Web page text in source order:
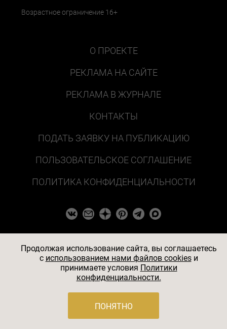
Возрастное ограничение 16+
О ПРОЕКТЕ
РЕКЛАМА НА САЙТЕ
РЕКЛАМА В ЖУРНАЛЕ
КОНТАКТЫ
ПОДАТЬ ЗАЯВКУ НА ПУБЛИКАЦИЮ
ПОЛЬЗОВАТЕЛЬСКОЕ СОГЛАШЕНИЕ
ПОЛИТИКА КОНФИДЕНЦИАЛЬНОСТИ
Продолжая использование сайта, вы соглашаетесь
c использованием нами файлов cookiesи
принимаете условия Политики
конфиденциальности.
ПОНЯТНО